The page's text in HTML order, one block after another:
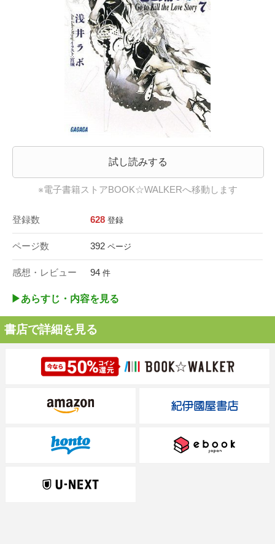
試し読みする
※電子書籍ストアBOOK☆WALKERへ移動します
登録数 628 登録
ページ数 392 ページ
感想・レビュー 94 件
▶︎あらすじ・内容を見る
書店で詳細を見る